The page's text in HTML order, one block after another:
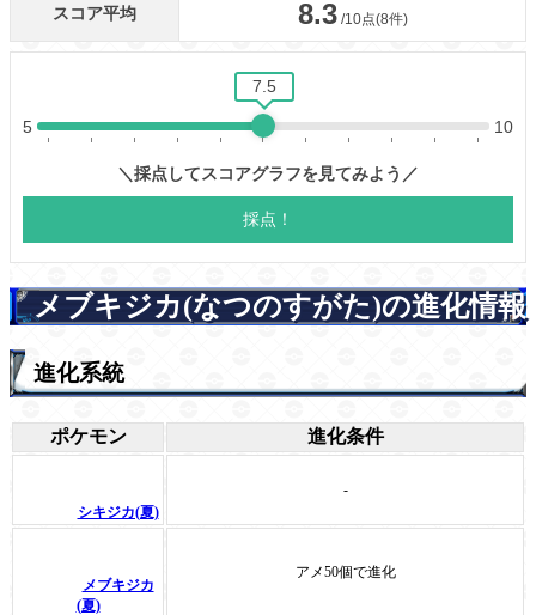
メブキジカ(なつのすがた)の進化情報
進化系統
ポケモン 進化条件
シキジカ(夏)
-
メブキジカ
(夏)
アメ50個で進化